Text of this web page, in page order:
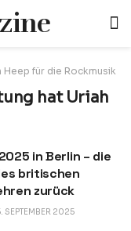
für die Rockmusik
hat Uriah
in Berlin – die
britischen
zurück
SEPTEMBER 2025